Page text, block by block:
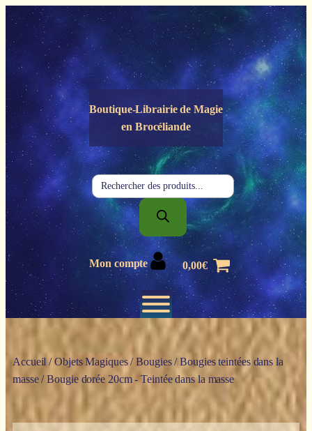
Panneau de gestion des cookies
Boutique-Librairie deMagie
en Brocéliande
Recherche
de
produits
Mon compte 0,00€
Accueil /Objets Magiques/Bougies/Bougies teintées dans la
masse/ Bougie dorée 20cm - Teintée dans la masse